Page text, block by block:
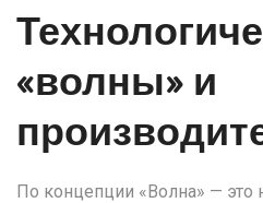
«волны» и
По концепции «Волна» — это